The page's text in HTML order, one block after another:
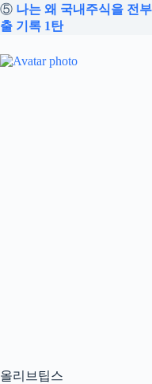
⑤ 나는 왜 국내주식을 전
출 기록 1탄
올리브팁스